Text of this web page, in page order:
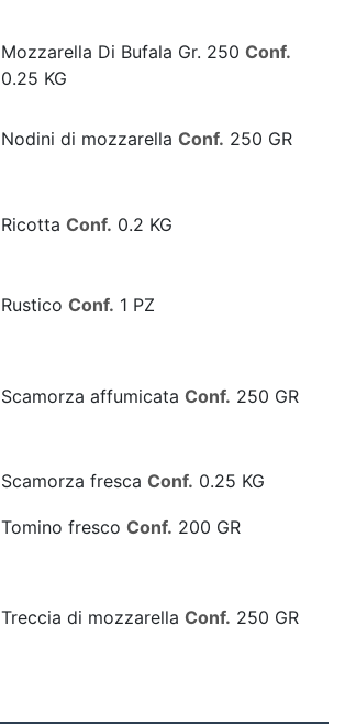
Mozzarella Di Bufala Gr. 250 Conf.
0.25 KG
Nodini di mozzarella Conf. 250 GR
Ricotta Conf. 0.2 KG
Rustico Conf. 1 PZ
Scamorza affumicata Conf. 250 GR
Scamorza fresca Conf. 0.25 KG
Tomino fresco Conf. 200 GR
Treccia di mozzarella Conf. 250 GR